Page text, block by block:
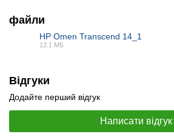
Слідкувати на Facebook
файли
HP Omen Transcend 14_1
12.1 МБ
Відгуки
Додайте перший відгук
Написати відгук